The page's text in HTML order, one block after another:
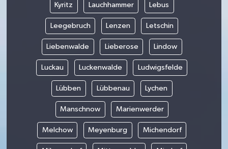
Kyritz Lauchhammer Lebus
Leegebruch Lenzen Letschin
Liebenwalde Lieberose Lindow
Luckau Luckenwalde Ludwigsfelde
Lübben Lübbenau Lychen
Manschnow Marienwerder
Melchow Meyenburg Michendorf